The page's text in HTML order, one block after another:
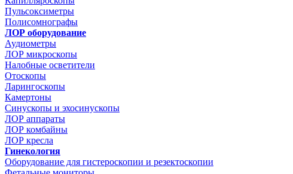
Пульсоксиметры
Полисомнографы
ЛОР оборудование
Аудиометры
ЛОР микроскопы
Налобные осветители
Отоскопы
Ларингоскопы
Камертоны
Синускопы и эхосинускопы
ЛОР аппараты
ЛОР комбайны
ЛОР кресла
Гинекология
Оборудование для гистероскопии и резектоскопии